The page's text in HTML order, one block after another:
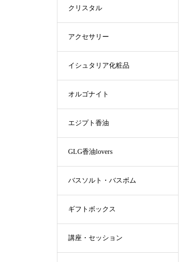
クリスタル
アクセサリー
イシュタリア化粧品
オルゴナイト
エジプト香油
GLG香油lovers
バスソルト・バスボム
ギフトボックス
講座・セッション